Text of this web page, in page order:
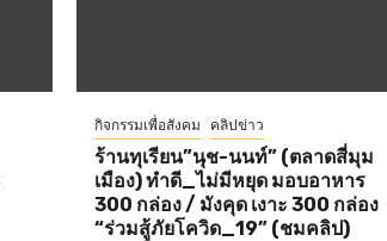
กิจกรรมเพื่อสังคม คลิปข่าว
ร้านทุเรียน”นุช-นนท์” (ตลาดสี่มุม
เมือง) ทำดี_ไม่มีหยุด มอบอาหาร
300 กล่อง / มังคุด เงาะ 300 กล่อง
“ร่วมสู้ภัยโควิด_19” (ชมคลิป)